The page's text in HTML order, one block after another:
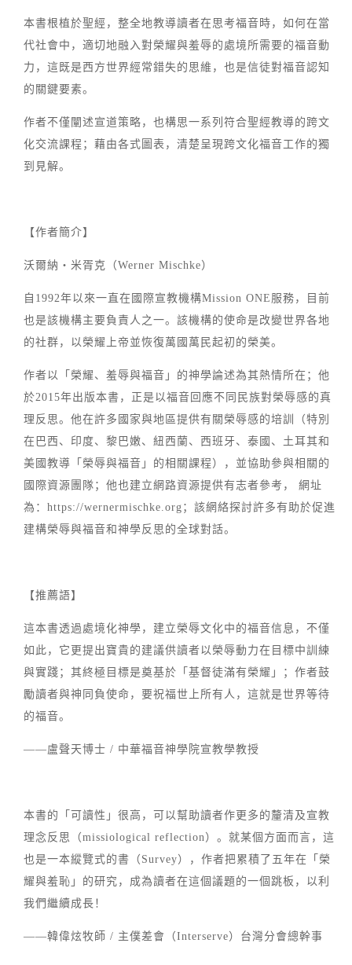
本書根植於聖經，整全地教導讀者在思考福音時，如何在當
代社會中，適切地融入對榮耀與羞辱的處境所需要的福音動
力，這既是西方世界經常錯失的思維，也是信徒對福音認知
的關鍵要素。
作者不僅闡述宣道策略，也構思一系列符合聖經教導的跨文
化交流課程；藉由各式圖表，清楚呈現跨文化福音工作的獨
到見解。
【作者簡介】
沃爾納・米胥克（Werner Mischke）
自1992年以來一直在國際宣教機構Mission ONE服務，目前
也是該機構主要負責人之一。該機構的使命是改變世界各地
的社群，以榮耀上帝並恢復萬國萬民起初的榮美。
作者以「榮耀、羞辱與福音」的神學論述為其熱情所在；他
於2015年出版本書，正是以福音回應不同民族對榮辱感的真
理反思。他在許多國家與地區提供有關榮辱感的培訓（特別
在巴西、印度、黎巴嫩、紐西蘭、西班牙、泰國、土耳其和
美國教導「榮辱與福音」的相關課程），並協助參與相關的
國際資源團隊；他也建立網路資源提供有志者參考， 網址
為：https://wernermischke.org；該網絡探討許多有助於促進
建構榮辱與福音和神學反思的全球對話。
【推薦語】
這本書透過處境化神學，建立榮辱文化中的福音信息，不僅
如此，它更提出寶貴的建議供讀者以榮辱動力在目標中訓練
與實踐；其終極目標是奠基於「基督徒滿有榮耀」；作者鼓
勵讀者與神同負使命，要祝福世上所有人，這就是世界等待
的福音。
——盧聲天博士 / 中華福音神學院宣教學教授
本書的「可讀性」很高，可以幫助讀者作更多的釐清及宣教
理念反思（missiological reflection）。就某個方面而言，這
也是一本縱覽式的書（Survey），作者把累積了五年在「榮
耀與羞恥」的研究，成為讀者在這個議題的一個跳板，以利
我們繼續成長！
——韓偉炫牧師 / 主僕差會（Interserve）台灣分會總幹事